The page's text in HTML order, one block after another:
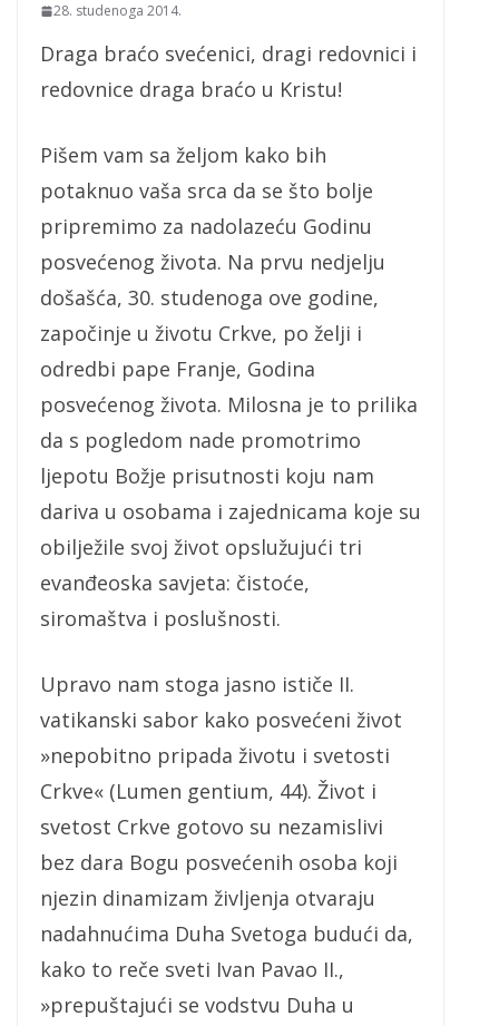
28. studenoga 2014.
Draga braćo svećenici, dragi redovnici i
redovnice draga braćo u Kristu!
Pišem vam sa željom kako bih
potaknuo vaša srca da se što bolje
pripremimo za nadolazeću Godinu
posvećenog života. Na prvu nedjelju
došašća, 30. studenoga ove godine,
započinje u životu Crkve, po želji i
odredbi pape Franje, Godina
posvećenog života. Milosna je to prilika
da s pogledom nade promotrimo
ljepotu Božje prisutnosti koju nam
dariva u osobama i zajednicama koje su
obilježile svoj život opslužujući tri
evanđeoska savjeta: čistoće,
siromaštva i poslušnosti.
Upravo nam stoga jasno ističe II.
vatikanski sabor kako posvećeni život
»nepobitno pripada životu i svetosti
Crkve« (Lumen gentium, 44). Život i
svetost Crkve gotovo su nezamislivi
bez dara Bogu posvećenih osoba koji
njezin dinamizam življenja otvaraju
nadahnućima Duha Svetoga budući da,
kako to reče sveti Ivan Pavao II.,
»prepuštajući se vodstvu Duha u